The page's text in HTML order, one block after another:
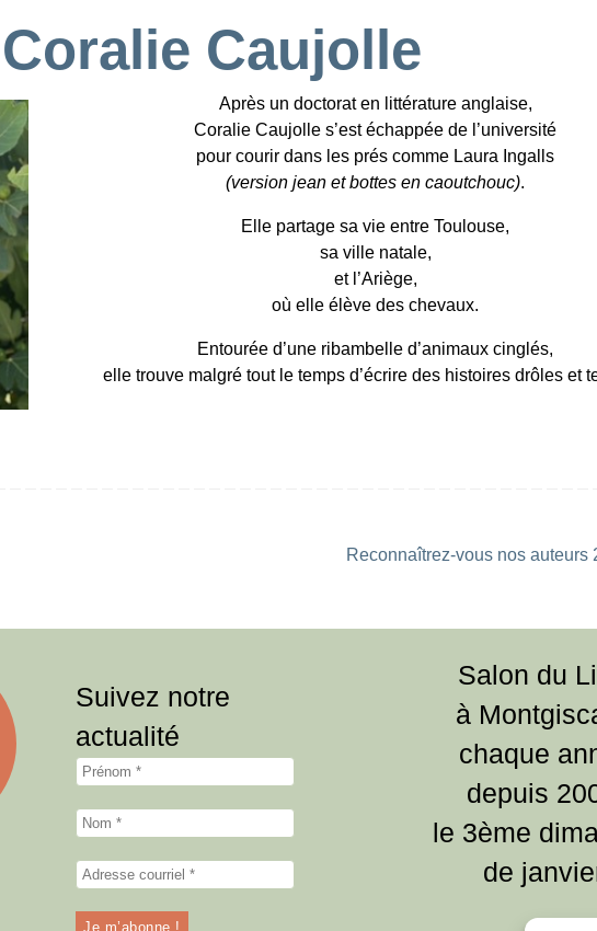
Coralie Caujolle
Après un doctorat en littérature anglaise,
Coralie Caujolle s’est échappée de l’université
pour courir dans les prés comme Laura Ingalls
(version jean et bottes en caoutchouc).
Elle partage sa vie entre Toulouse,
sa ville natale,
et l’Ariège,
où elle élève des chevaux.
Entourée d’une ribambelle d’animaux cinglés,
elle trouve malgré tout le temps d’écrire des histoires drôles et
Reconnaîtrez-vous nos auteurs
Suivez notre
actualité
Salon du
à
chaque
depuis
le 3ème
de